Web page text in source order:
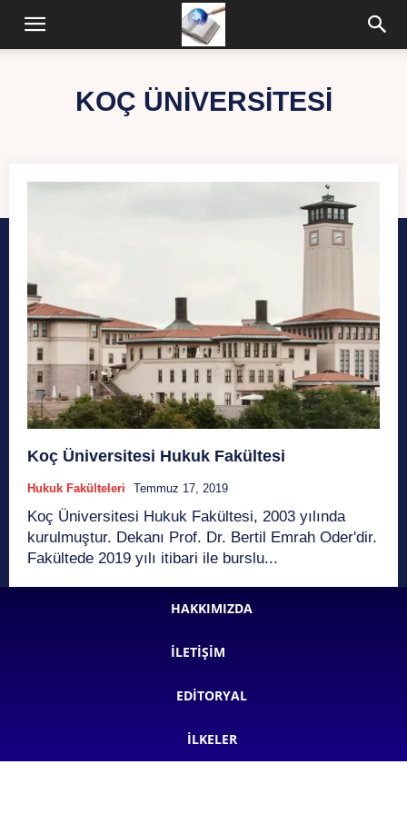
KOÇ ÜNIVERSITESI
Koç Üniversitesi Hukuk Fakültesi
Hukuk Fakülteleri Temmuz 17, 2019
Koç Üniversitesi Hukuk Fakültesi, 2003 yılında
kurulmuştur. Dekanı Prof. Dr. Bertil Emrah Oder'dir.
Fakültede 2019 yılı itibari ile burslu...
HAKKIMIZDA
İLETIŞIM
EDITORYAL
İLKELER